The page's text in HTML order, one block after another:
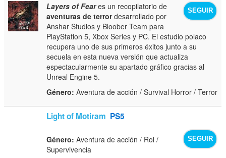
SEGUIR
Layers of Feares un recopilatorio de
aventuras de terrordesarrollado por
Anshar Studios y Bloober Team para
PlayStation 5, Xbox Series y PC. El estudio polaco
recupera uno de sus primeros éxitos junto a su
secuela en esta nueva versión que actualiza
espectacularmente su apartado gráfico gracias al
Unreal Engine 5.
Género: Aventura de acción / Survival Horror / Terror
Light of Motiram PS5
SEGUIR
Género: Aventura de acción / Rol /
Supervivencia